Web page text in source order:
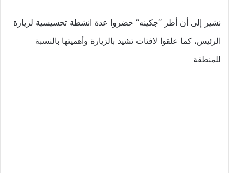
نشير إلى أن أطر “جكينه” حضروا عدة انشطة تحسيسية لزيارة
الرئيس، كما علقوا لافتات تشيد بالزيارة وأهميتها بالنسبة
للمنطقة